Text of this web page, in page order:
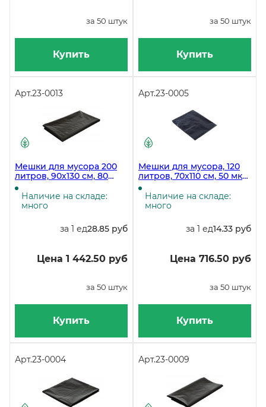
за 50 штук
Купить
за 50 штук
Купить
Арт.23-0013
Мешки для мусора 200
литров, 90х130 см, 80
мкм, черные, 50 штук в
рулоне
Наличие на складе:
много
за 1 ед28.85 руб
Цена 1 442.50 руб
за 50 штук
Купить
Арт.23-0005
Мешки для мусора, 120
литров, 70х110 см, 50 мкм,
ПВД, черные, 50 штук в
упаковке, 200 штук в
коробке
Наличие на складе:
много
за 1 ед14.33 руб
Цена 716.50 руб
за 50 штук
Купить
Арт.23-0004 Арт.23-0009